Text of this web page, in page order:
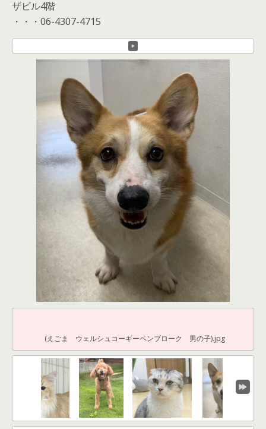
ザビル4階
・・・06-4307-4715
(えごま ウェルシュコーギーペンブローク 男の子).jpg